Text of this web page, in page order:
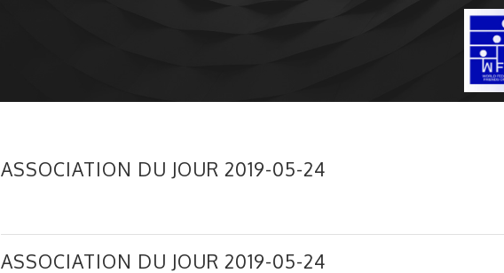
ASSOCIATION DU JOUR 2019-05-24
ASSOCIATION DU JOUR 2019-05-24